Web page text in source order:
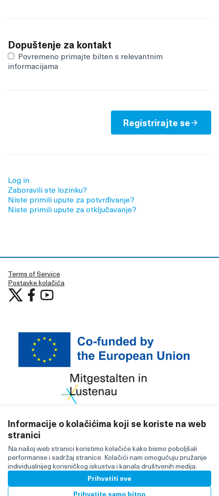
Informacije o kolačićima koji se koriste na web
stranici
Na našoj web stranici koristimo kolačiće kako bismo poboljšali
performanse i sadržaj stranice. Kolačići nam omogućuju pružanje
individualnijeg korisničkog iskustva i kanala društvenih medija.
Prihvatiti sve
Prihvatite samo bitno
Dopuštenje za kontakt
Povremeno primajte bilten s relevantnim
informacijama
Registrirajte se
Log in
Zaboravili ste lozinku?
Niste primili upute za potvrđivanje?
Niste primili upute za otključavanje?
Terms of Service
Postavke kolačića
Učestvujte u Lustenau at X
Učestvujte u Lustenau na Facebooku
Učestvujte u Lustenau na YouTubu
(Vanjska poveznica)
Za izradu internetske stranice upotrijebljen je besplatni
softver.
BY